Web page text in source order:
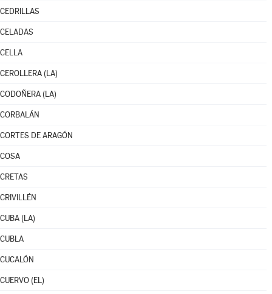
CEDRILLAS
CELADAS
CELLA
CEROLLERA (LA)
CODOÑERA (LA)
CORBALÁN
CORTES DE ARAGÓN
COSA
CRETAS
CRIVILLÉN
CUBA (LA)
CUBLA
CUCALÓN
CUERVO (EL)